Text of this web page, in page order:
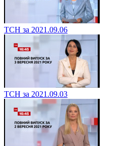
ТСН за 2021.09.06
ТСН за 2021.09.03